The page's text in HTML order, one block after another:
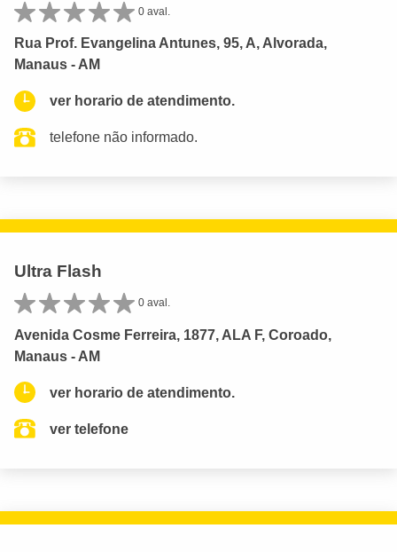
0 aval.
Rua Prof. Evangelina Antunes, 95, A, Alvorada,
Manaus - AM
ver horario de atendimento.
telefone não informado.
Ultra Flash
0 aval.
Avenida Cosme Ferreira, 1877, ALA F, Coroado,
Manaus - AM
ver horario de atendimento.
ver telefone